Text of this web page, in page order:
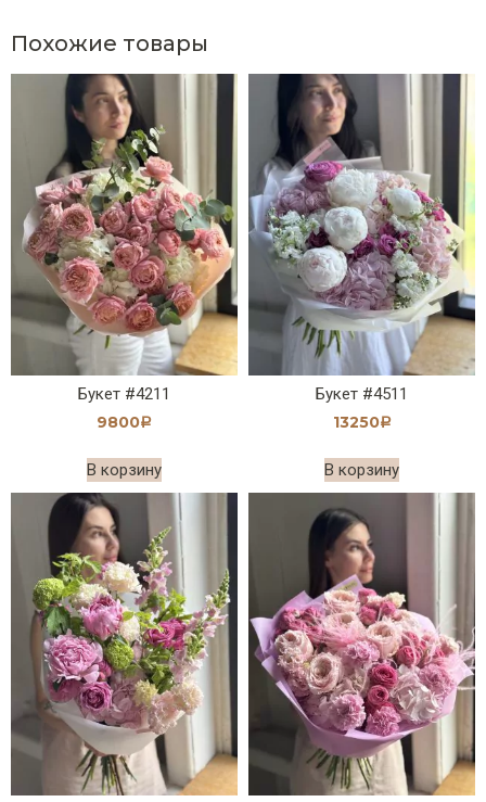
Похожие товары
Букет #4211
9800Р
В корзину
Букет #4511
13250Р
В корзину